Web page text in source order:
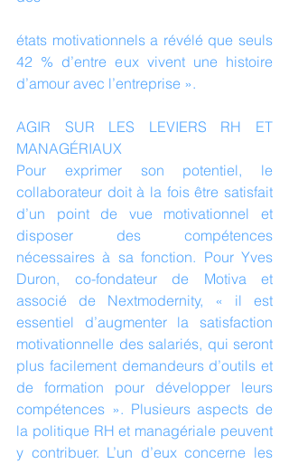
états motivationnels a révélé que seuls
42 % d’entre eux vivent une histoire
d’amour avec l’entreprise ».
AGIR SUR LES LEVIERS RH ET
MANAGÉRIAUX
Pour exprimer son potentiel, le
collaborateur doit à la fois être satisfait
d’un point de vue motivationnel et
disposer des compétences
nécessaires à sa fonction. Pour Yves
Duron, co-fondateur de Motiva et
associé de Nextmodernity, « il est
essentiel d’augmenter la satisfaction
motivationnelle des salariés, qui seront
plus facilement demandeurs d’outils et
de formation pour développer leurs
compétences ». Plusieurs aspects de
la politique RH et managériale peuvent
y contribuer. L’un d’eux concerne les